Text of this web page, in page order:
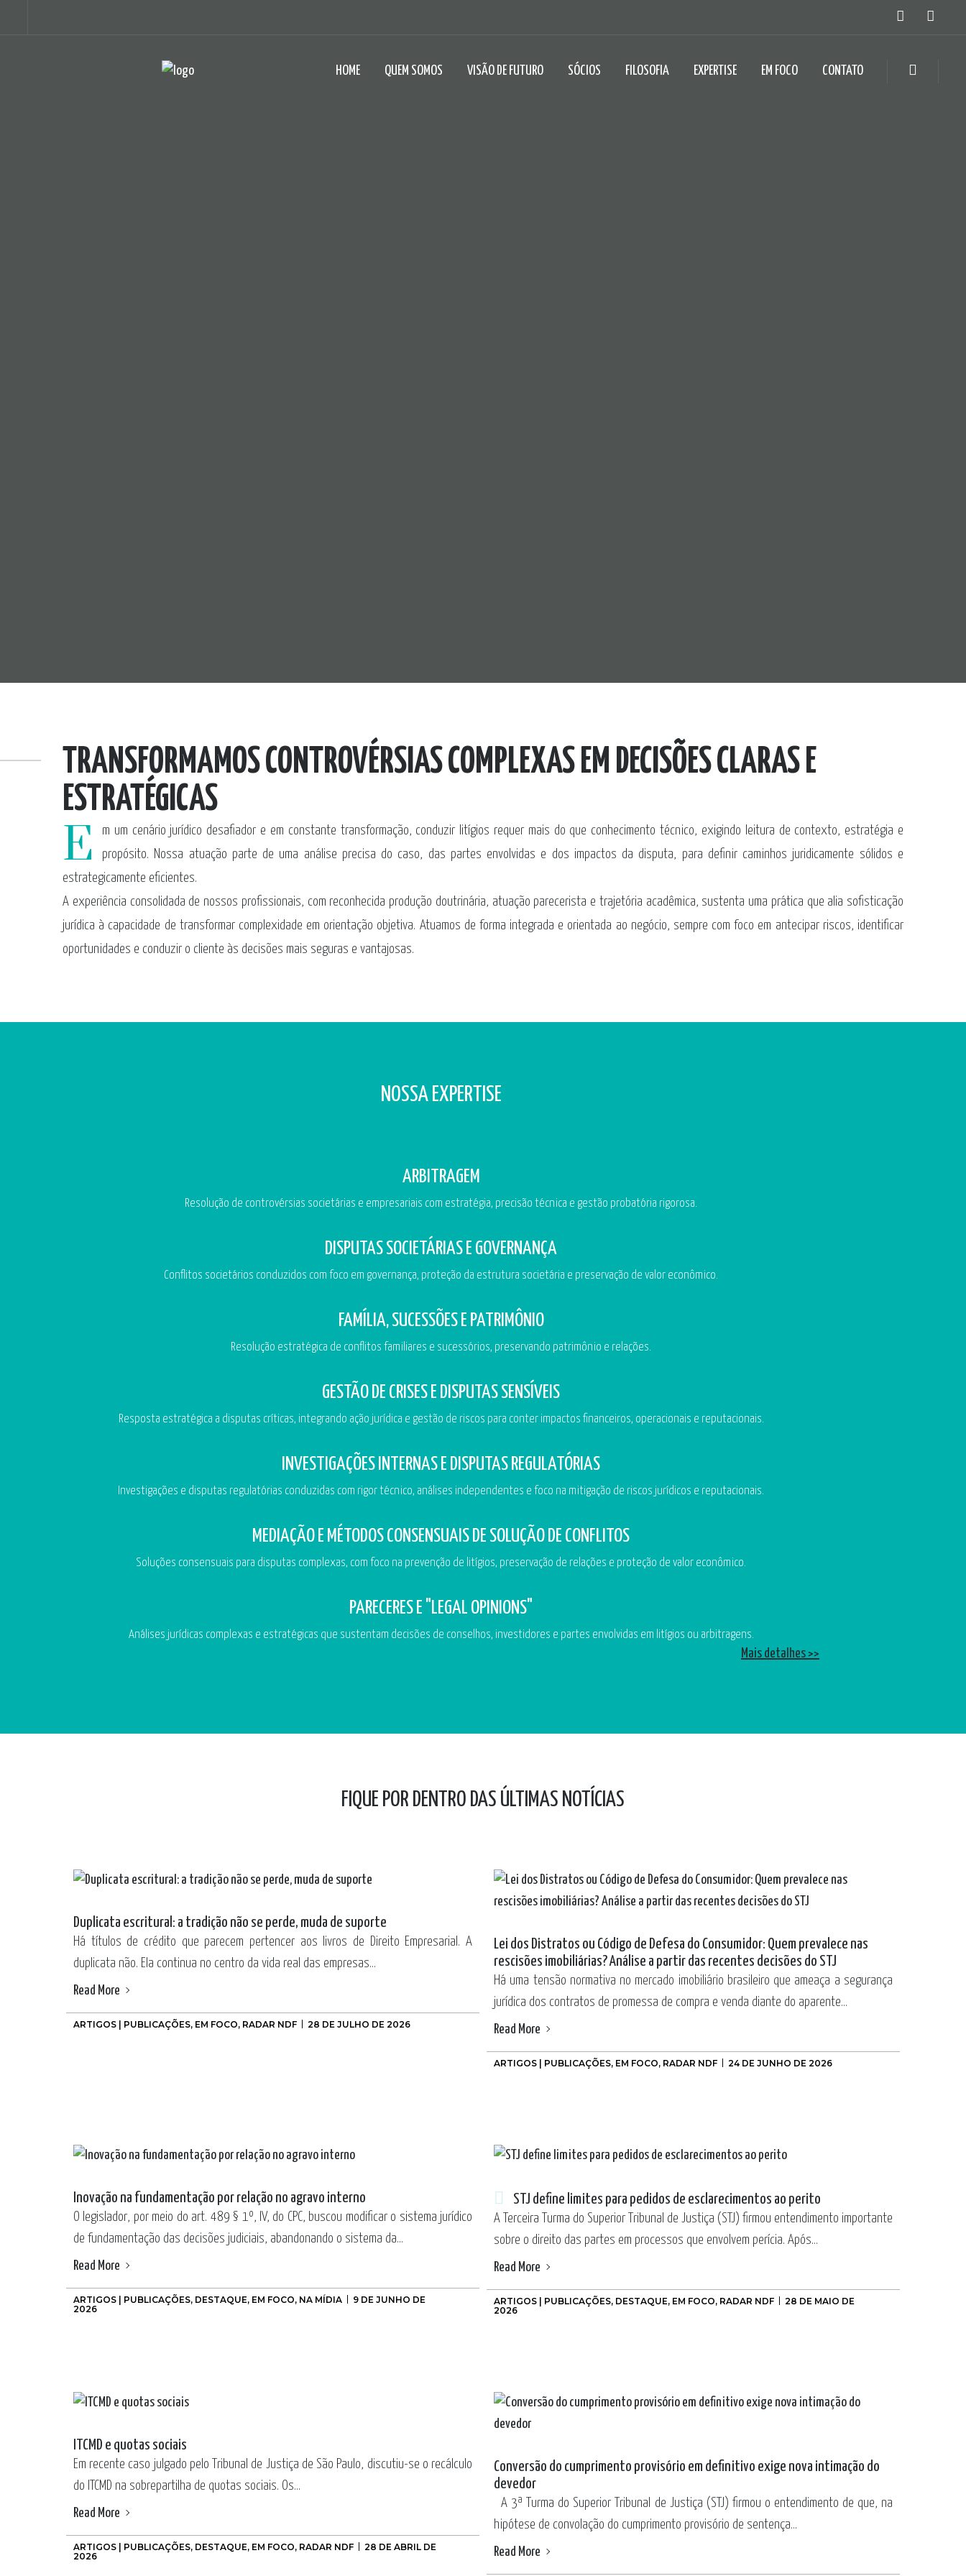
HOME QUEM SOMOS VISÃO DE FUTURO SÓCIOS FILOSOFIA EXPERTISE EM FOCO CONTATO
TRANSFORMAMOS CONTROVÉRSIAS COMPLEXAS EM DECISÕES CLARAS E
ESTRATÉGICAS
E
m um cenário jurídico desafiador e em constante transformação, conduzir litígios requer mais do que conhecimento técnico, exigindo leitura de contexto, estratégia e
propósito. Nossa atuação parte de uma análise precisa do caso, das partes envolvidas e dos impactos da disputa, para definir caminhos juridicamente sólidos e
estrategicamente eficientes.
A experiência consolidada de nossos profissionais, com reconhecida produção doutrinária, atuação parecerista e trajetória acadêmica, sustenta uma prática que alia sofisticação
jurídica à capacidade de transformar complexidade em orientação objetiva. Atuamos de forma integrada e orientada ao negócio, sempre com foco em antecipar riscos, identificar
oportunidades e conduzir o cliente às decisões mais seguras e vantajosas.
NOSSA EXPERTISE
ARBITRAGEM
Resolução de controvérsias societárias e empresariais com estratégia, precisão técnica e gestão probatória rigorosa.
DISPUTAS SOCIETÁRIAS E GOVERNANÇA
Conflitos societários conduzidos com foco em governança, proteção da estrutura societária e preservação de valor econômico.
FAMÍLIA, SUCESSÕES E PATRIMÔNIO
Resolução estratégica de conflitos familiares e sucessórios, preservando patrimônio e relações.
GESTÃO DE CRISES E DISPUTAS SENSÍVEIS
Resposta estratégica a disputas críticas, integrando ação jurídica e gestão de riscos para conter impactos financeiros, operacionais e reputacionais.
INVESTIGAÇÕES INTERNAS E DISPUTAS REGULATÓRIAS
Investigações e disputas regulatórias conduzidas com rigor técnico, análises independentes e foco na mitigação de riscos jurídicos e reputacionais.
MEDIAÇÃO E MÉTODOS CONSENSUAIS DE SOLUÇÃO DE CONFLITOS
Soluções consensuais para disputas complexas, com foco na prevenção de litígios, preservação de relações e proteção de valor econômico.
PARECERES E "LEGAL OPINIONS"
Análises jurídicas complexas e estratégicas que sustentam decisões de conselhos, investidores e partes envolvidas em litígios ou arbitragens.
Mais detalhes >>
FIQUE POR DENTRO DAS ÚLTIMAS NOTÍCIAS
Duplicata escritural: a tradição não se perde, muda de suporte
Há títulos de crédito que parecem pertencer aos livros de Direito Empresarial. A
duplicata não. Ela continua no centro da vida real das empresas...
Read More
ARTIGOS | PUBLICAÇÕES, EM FOCO, RADAR NDF 28 DE JULHO DE 2026
Lei dos Distratos ou Código de Defesa do Consumidor: Quem prevalece nas
rescisões imobiliárias? Análise a partir das recentes decisões do STJ
Há uma tensão normativa no mercado imobiliário brasileiro que ameaça a segurança
jurídica dos contratos de promessa de compra e venda diante do aparente...
Read More
ARTIGOS | PUBLICAÇÕES, EM FOCO, RADAR NDF 24 DE JUNHO DE 2026
Inovação na fundamentação por relação no agravo interno
O legislador, por meio do art. 489 § 1º, IV, do CPC, buscou modificar o sistema jurídico
de fundamentação das decisões judiciais, abandonando o sistema da...
Read More
ARTIGOS | PUBLICAÇÕES, DESTAQUE, EM FOCO, NA MÍDIA
9 DE JUNHO DE
2026
STJ define limites para pedidos de esclarecimentos ao perito
A Terceira Turma do Superior Tribunal de Justiça (STJ) firmou entendimento importante
sobre o direito das partes em processos que envolvem perícia. Após...
Read More
ARTIGOS | PUBLICAÇÕES, DESTAQUE, EM FOCO, RADAR NDF
28 DE MAIO DE
2026
ITCMD e quotas sociais
Em recente caso julgado pelo Tribunal de Justiça de São Paulo, discutiu-se o recálculo
do ITCMD na sobrepartilha de quotas sociais. Os...
Read More
ARTIGOS | PUBLICAÇÕES, DESTAQUE, EM FOCO, RADAR NDF
28 DE ABRIL DE
2026
Conversão do cumprimento provisório em definitivo exige nova intimação do
devedor
A 3ª Turma do Superior Tribunal de Justiça (STJ) firmou o entendimento de que, na
hipótese de convolação do cumprimento provisório de sentença...
Read More